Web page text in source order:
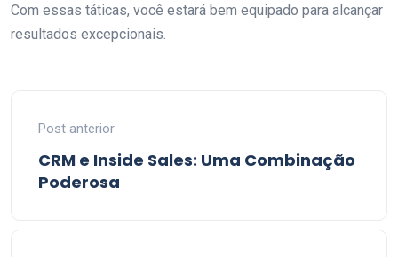
Com essas táticas, você estará bem equipado para alcançar
resultados excepcionais.
Post anterior
CRM e Inside Sales: Uma Combinação
Poderosa